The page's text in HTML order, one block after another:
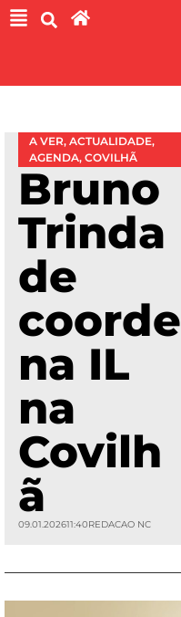
A VER, ACTUALIDADE,
AGENDA, COVILHÃ
Bruno
Trinda
de
coorde
na IL
na
Covilh
ã
09.01.202611:40REDACAO NC